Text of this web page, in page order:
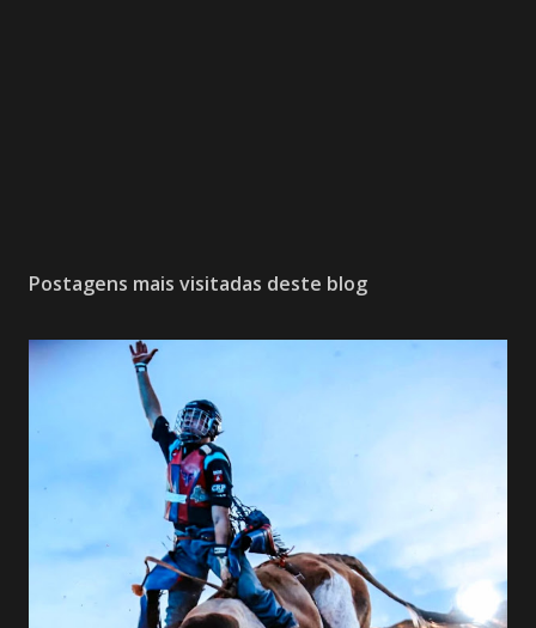
Postagens mais visitadas deste blog